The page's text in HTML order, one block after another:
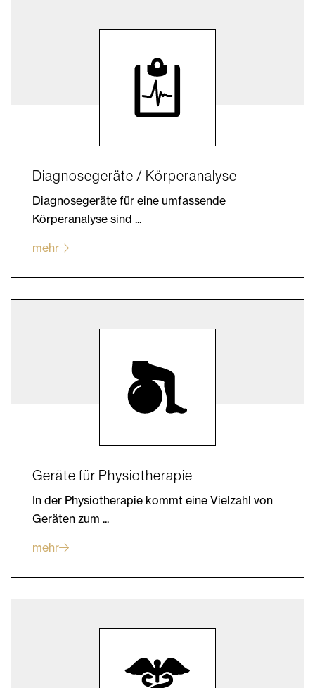
Diagnosegeräte / Körperanalyse
Diagnosegeräte für eine umfassende
Körperanalyse sind ...
mehr
Geräte für Physiotherapie
In der Physiotherapie kommt eine Vielzahl von
Geräten zum ...
mehr